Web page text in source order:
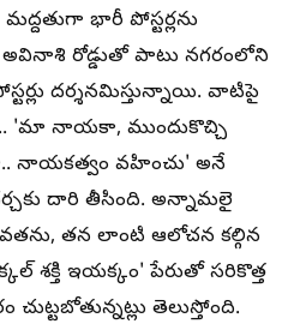
భారీ పోస్టర్లను
అవినాశి రోడ్డుతో పాటు నగరంలోని
దర్శనమిస్తున్నాయి. వాటిపై
'మా నాయకా, ముందుకొచ్చి
నాయకత్వం వహించు' అనే
దారి తీసింది. అన్నామలై
తన లాంటి ఆలోచన కల్గిన
శక్తి ఇయక్కం' పేరుతో సరికొత్త
తెలుస్తోంది.